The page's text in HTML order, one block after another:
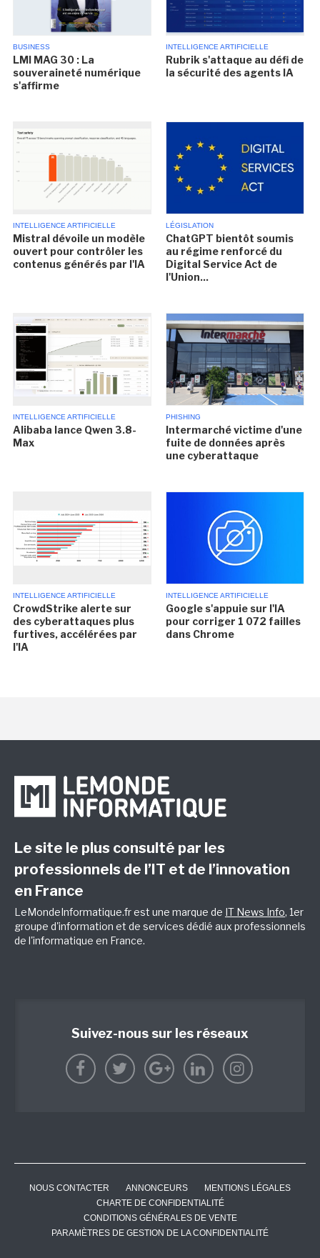
BUSINESS
LMI MAG 30 : La
souveraineté numérique
s'affirme
INTELLIGENCE ARTIFICIELLE
Rubrik s'attaque au défi de
la sécurité des agents IA
INTELLIGENCE ARTIFICIELLE
Mistral dévoile un modèle
ouvert pour contrôler les
contenus générés par l'IA
LÉGISLATION
ChatGPT bientôt soumis
au régime renforcé du
Digital Service Act de
l'Union...
INTELLIGENCE ARTIFICIELLE
Alibaba lance Qwen 3.8-
Max
PHISHING
Intermarché victime d'une
fuite de données après
une cyberattaque
INTELLIGENCE ARTIFICIELLE
CrowdStrike alerte sur
des cyberattaques plus
furtives, accélérées par
l'IA
INTELLIGENCE ARTIFICIELLE
Google s'appuie sur l'IA
pour corriger 1 072 failles
dans Chrome
Le site le plus consulté par les
professionnels de l’IT et de l’innovation
en France
LeMondeInformatique.fr est une marque de IT News Info, 1er
groupe d'information et de services dédié aux professionnels
de l'informatique en France.
Suivez-nous sur les réseaux
NOUS CONTACTER ANNONCEURS
MENTIONS LÉGALES
CHARTE DE CONFIDENTIALITÉ
CONDITIONS GÉNÉRALES DE VENTE
PARAMÈTRES DE GESTION DE LA CONFIDENTIALITÉ